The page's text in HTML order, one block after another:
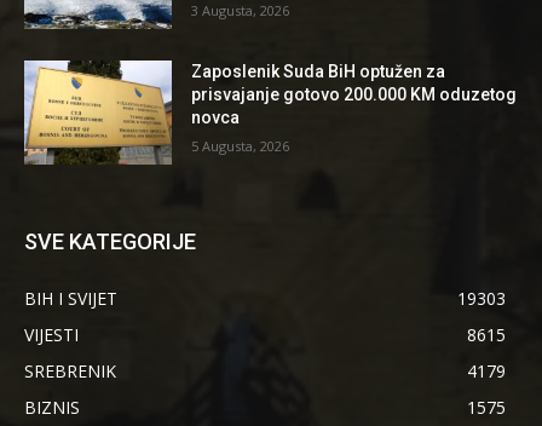
3 Augusta, 2026
Zaposlenik Suda BiH optužen za
prisvajanje gotovo 200.000 KM oduzetog
novca
5 Augusta, 2026
SVE KATEGORIJE
BIH I SVIJET
19303
VIJESTI
8615
SREBRENIK
4179
BIZNIS
1575